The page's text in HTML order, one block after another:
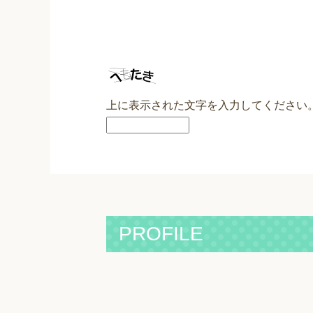
上に表示された文字を入力してください。
PROFILE